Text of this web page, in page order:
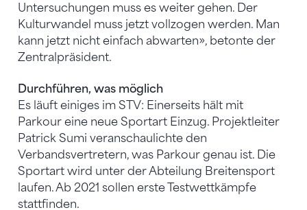
Untersuchungen muss es weiter gehen. Der
Kulturwandel muss jetzt vollzogen werden. Man
kann jetzt nicht einfach abwarten», betonte der
Zentralpräsident.
Durchführen, was möglich
Es läuft einiges im STV: Einerseits hält mit
Parkour eine neue Sportart Einzug. Projektleiter
Patrick Sumi veranschaulichte den
Verbandsvertretern, was Parkour genau ist. Die
Sportart wird unter der Abteilung Breitensport
laufen. Ab 2021 sollen erste Testwettkämpfe
stattfinden.